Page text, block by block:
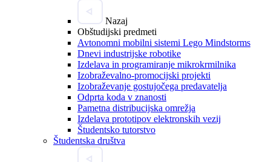
Nazaj
Obštudijski predmeti
Avtonomni mobilni sistemi Lego Mindstorms
Dnevi industrijske robotike
Izdelava in programiranje mikrokrmilnika
Izobraževalno-promocijski projekti
Izobraževanje gostujočega predavatelja
Odprta koda v znanosti
Pametna distribucijska omrežja
Izdelava prototipov elektronskih vezij
Študentsko tutorstvo
Študentska društva